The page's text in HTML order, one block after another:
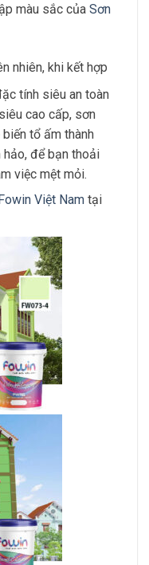
màu sắc của Sơn
nhiên, khi kết hợp
tính siêu an toàn
cao cấp, sơn
biến tổ ấm thành
hảo, để bạn thoải
việc mệt mỏi.
Việt Nam tại